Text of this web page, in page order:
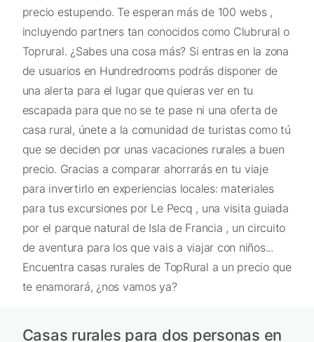
precio estupendo. Te esperan más de 100 webs ,
incluyendo partners tan conocidos como Clubrural o
Toprural. ¿Sabes una cosa más? Si entras en la zona
de usuarios en Hundredrooms podrás disponer de
una alerta para el lugar que quieras ver en tu
escapada para que no se te pase ni una oferta de
casa rural, únete a la comunidad de turistas como tú
que se deciden por unas vacaciones rurales a buen
precio. Gracias a comparar ahorrarás en tu viaje
para invertirlo en experiencias locales: materiales
para tus excursiones por Le Pecq , una visita guiada
por el parque natural de Isla de Francia , un circuito
de aventura para los que vais a viajar con niños...
Encuentra casas rurales de TopRural a un precio que
te enamorará, ¿nos vamos ya?
Casas rurales para dos personas en